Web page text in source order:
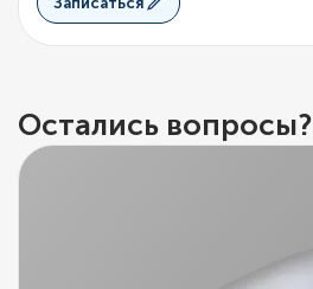
Остались вопросы?